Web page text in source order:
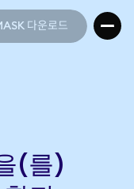
다운로드
(를)